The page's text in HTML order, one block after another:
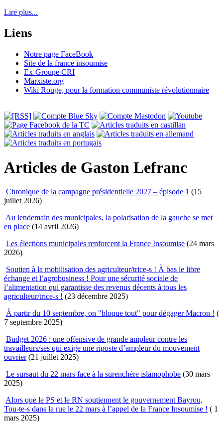
Lire plus...
Liens
Notre page FaceBook
Site de la france insoumise
Ex-Groupe CRI
Marxiste.org
Wiki Rouge, pour la formation communiste révolutionnaire
Articles de Gaston Lefranc
Chronique de la campagne présidentielle 2027 – épisode 1 (15
juillet 2026)
Au lendemain des municipales, la polarisation de la gauche se met
en place (14 avril 2026)
Les élections municipales renforcent la France Insoumise (24 mars
2026)
Soutien à la mobilisation des agriculteur/trice-s ! À bas le libre
échange et l’agrobusiness ! Pour une sécurité sociale de
l’alimentation qui garantisse des revenus décents à tous les
agriculteur/trice-s ! (23 décembre 2025)
À partir du 10 septembre, on "bloque tout" pour dégager Macron ! (
7 septembre 2025)
Budget 2026 : une offensive de grande ampleur contre les
travailleurs/ses qui exige une riposte d’ampleur du mouvement
ouvrier(21 juillet 2025)
Le sursaut du 22 mars face à la surenchère islamophobe (30 mars
2025)
Alors que le PS et le RN soutiennent le gouvernement Bayrou,
Tou-te-s dans la rue le 22 mars à l’appel de la France Insoumise ! ( 1
mars 2025)